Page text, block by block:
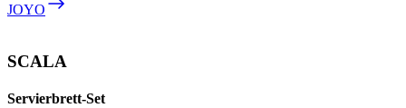
JOYO
SCALA
Servierbrett-Set